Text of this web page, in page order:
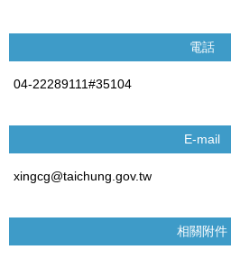
電話
04-22289111#35104
E-mail
xingcg@taichung.gov.tw
相關附件